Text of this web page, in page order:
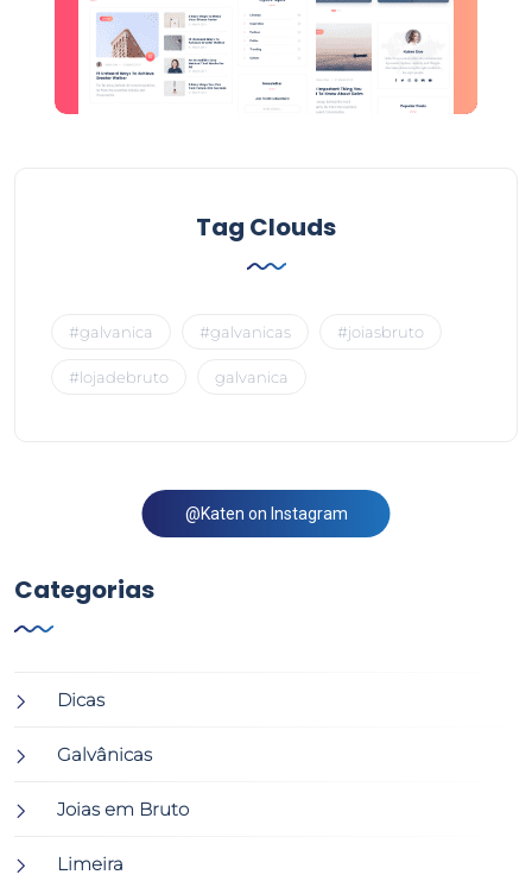
Tag Clouds
#galvanica #galvanicas #joiasbruto
#lojadebruto galvanica
@Katen on Instagram
Categorias
Dicas
Galvânicas
Joias em Bruto
Limeira